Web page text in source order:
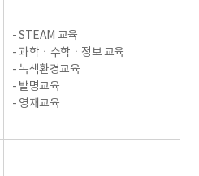
- STEAM 교육
- 과학ㆍ수학ㆍ정보 교육
- 녹색환경교육
- 발명교육
- 영재교육